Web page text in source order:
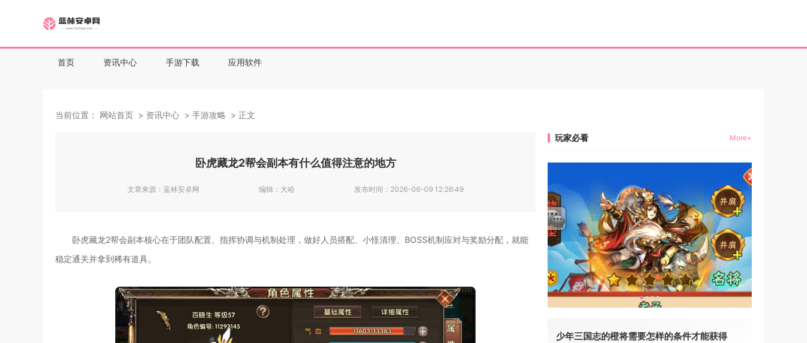
首页 资讯中心 手游下载 应用软件
当前位置： 网站首页 资讯中心 手游攻略 正文
卧虎藏龙2帮会副本有什么值得注意的地方
文章来源： 蓝林安卓网 编辑： 大哈 发布时间： 2026-06-09 12:26:49
卧虎藏龙2帮会副本核心在于团队配置、指挥协调与机制处理，做好人员搭配、小怪清理、BOSS机制应对与奖励分配，就能
稳定通关并拿到稀有道具。
玩家必看 More+
少年三国志的橙将需要怎样的条件才能获得